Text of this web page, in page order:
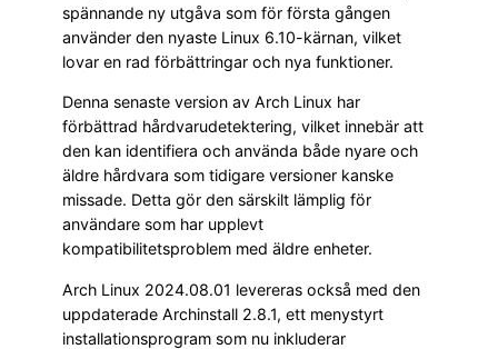
spännande ny utgåva som för första gången
använder den nyaste Linux 6.10-kärnan, vilket
lovar en rad förbättringar och nya funktioner.
Denna senaste version av Arch Linux har
förbättrad hårdvarudetektering, vilket innebär att
den kan identifiera och använda både nyare och
äldre hårdvara som tidigare versioner kanske
missade. Detta gör den särskilt lämplig för
användare som har upplevt
kompatibilitetsproblem med äldre enheter.
Arch Linux 2024.08.01 levereras också med den
uppdaterade Archinstall 2.8.1, ett menystyrt
installationsprogram som nu inkluderar